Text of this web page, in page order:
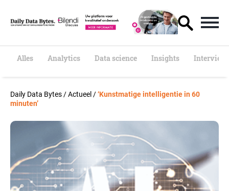
t
Alles Analytics Data science Insights
Daily Data Bytes /Actueel /‘Kunstmatige intelligentie in 60
minuten’